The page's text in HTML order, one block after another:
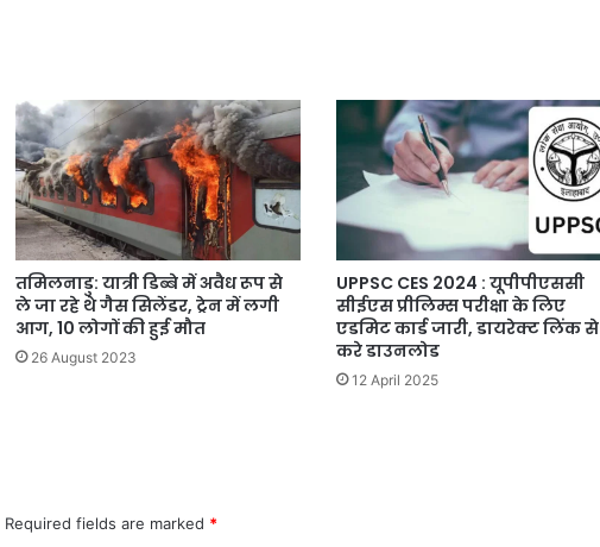
तमिलनाडु: यात्री डिब्बे में अवैध रूप से
ले जा रहे थे गैस सिलेंडर, ट्रेन में लगी
आग, 10 लोगों की हुई मौत
26 August 2023
UPPSC CES 2024 : यूपीपीएससी
सीईएस प्रीलिम्स परीक्षा के लिए
एडमिट कार्ड जारी, डायरेक्ट लिंक से
करे डाउनलोड
12 April 2025
Required fields are marked *